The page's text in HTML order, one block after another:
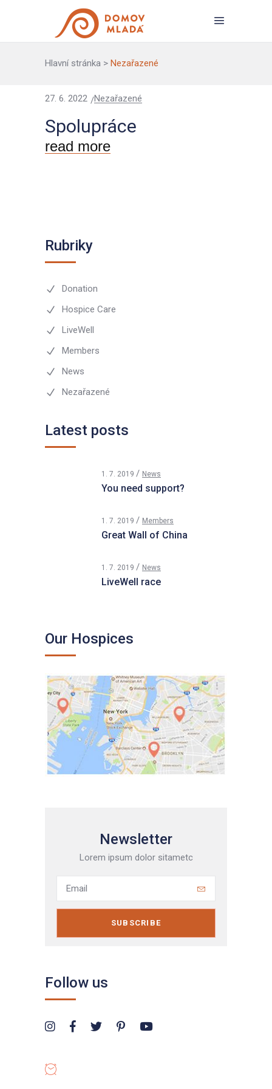
Hlavní stránka > Nezařazené
27. 6. 2022 Nezařazené
Spolupráce
read more
Rubriky
Donation
Hospice Care
LiveWell
Members
News
Nezařazené
Latest posts
1. 7. 2019 News
You need support?
1. 7. 2019 Members
Great Wall of China
1. 7. 2019 News
LiveWell race
Our Hospices
Newsletter
Lorem ipsum dolor sitametc
SUBSCRIBE
Follow us